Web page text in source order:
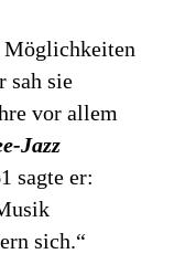
Möglichkeiten
sah sie
vor allem
Jazz
sagte er:
sich.“